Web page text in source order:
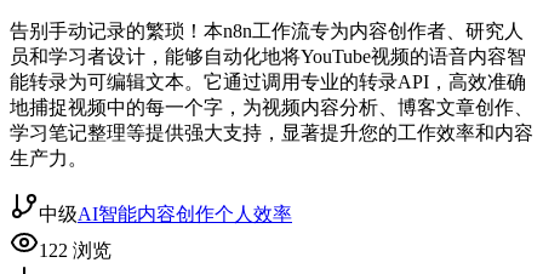
告别手动记录的繁琐！本n8n工作流专为内容创作者、研究人
员和学习者设计，能够自动化地将YouTube视频的语音内容智
能转录为可编辑文本。它通过调用专业的转录API，高效准确
地捕捉视频中的每一个字，为视频内容分析、博客文章创作、
学习笔记整理等提供强大支持，显著提升您的工作效率和内容
生产力。
中级AI智能内容创作个人效率
122 浏览